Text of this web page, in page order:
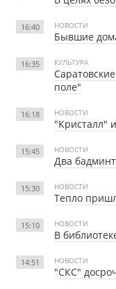
16:40 НОВОСТИ
Бывшие
16:35 КУЛЬТУРА
поле"
16:18 НОВОСТИ
"Кристалл"
15:45 НОВОСТИ
Два
15:30 НОВОСТИ
Тепло
15:10 НОВОСТИ
В
14:51 НОВОСТИ
"СКС"